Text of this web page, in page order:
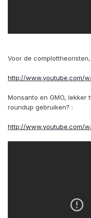
Voor de
http://www.youtube.com/
Monsanto en GMO, lekker
roundup gebruiken? :
http://www.youtube.com/